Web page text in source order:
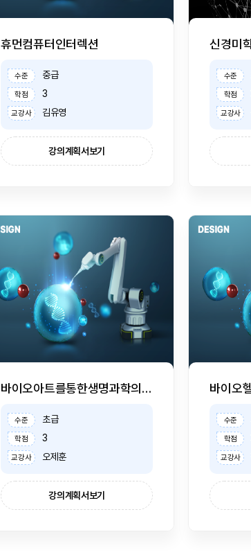
휴먼컴퓨터인터렉션
수준 중급
학점 3
교강사 김유영
강의계획서보기
신경미
수준
학점
교강사
바이오아트를통한생명과학의이해
수준 초급
학점 3
교강사 오제훈
강의계획서보기
바이오
수준
학점
교강사